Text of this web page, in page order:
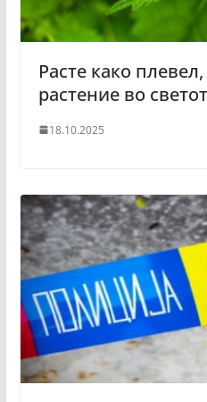
Расте како
растение во светот
18.10.2025